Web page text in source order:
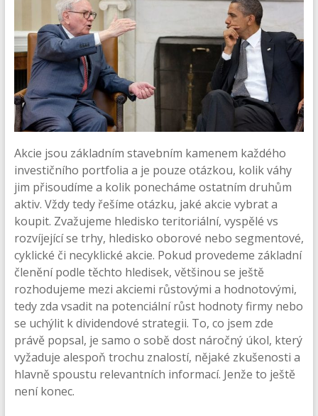
Akcie jsou základním stavebním kamenem každého
investičního portfolia a je pouze otázkou, kolik váhy
jim přisoudíme a kolik ponecháme ostatním druhům
aktiv. Vždy tedy řešíme otázku, jaké akcie vybrat a
koupit. Zvažujeme hledisko teritoriální, vyspělé vs
rozvíjející se trhy, hledisko oborové nebo segmentové,
cyklické či necyklické akcie. Pokud provedeme základní
členění podle těchto hledisek, většinou se ještě
rozhodujeme mezi akciemi růstovými a hodnotovými,
tedy zda vsadit na potenciální růst hodnoty firmy nebo
se uchýlit k dividendové strategii. To, co jsem zde
právě popsal, je samo o sobě dost náročný úkol, který
vyžaduje alespoň trochu znalostí, nějaké zkušenosti a
hlavně spoustu relevantních informací. Jenže to ještě
není konec.